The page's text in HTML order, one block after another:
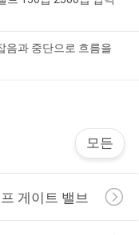
음과 중단으로 흐름을
모든
게이트 밸브